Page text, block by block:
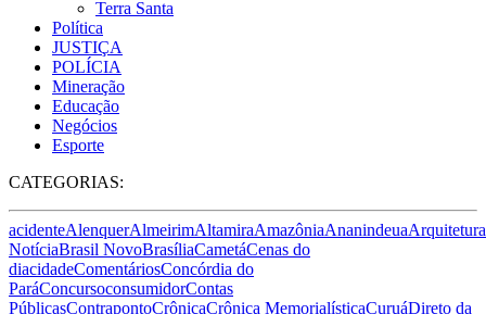
Terra Santa
Política
JUSTIÇA
POLÍCIA
Mineração
Educação
Negócios
Esporte
CATEGORIAS:
acidenteAlenquerAlmeirimAltamiraAmazôniaAnanindeuaArquitetura
NotíciaBrasil NovoBrasíliaCametáCenas do
diacidadeComentáriosConcórdia do
ParáConcursoconsumidorContas
PúblicasContrapontoCrônicaCrônica MemorialísticaCuruáDireto da